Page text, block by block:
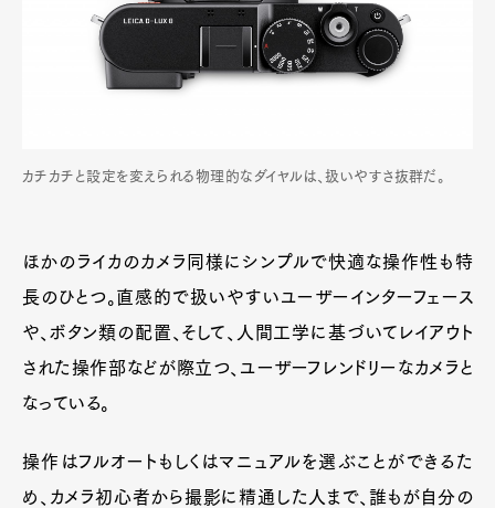
カチカチと設定を変えられる物理的なダイヤルは、扱いやすさ抜群だ。
ほかのライカのカメラ同様にシンプルで快適な操作性も特
長のひとつ。直感的で扱いやすいユーザーインターフェース
や、ボタン類の配置、そして、人間工学に基づいてレイアウト
された操作部などが際立つ、ユーザーフレンドリーなカメラと
なっている。
操作はフルオートもしくはマニュアルを選ぶことができるた
め、カメラ初心者から撮影に精通した人まで、誰もが自分の